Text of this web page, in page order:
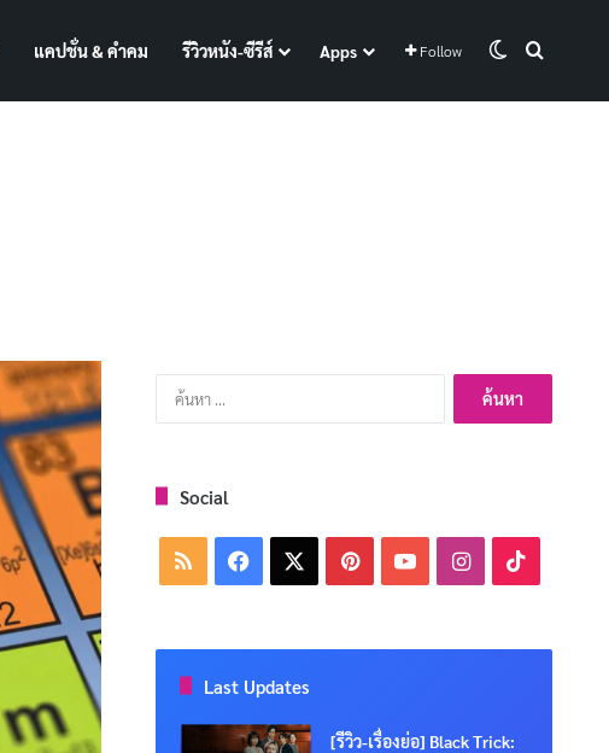
แคปชั่น & คำคม รีวิวหนัง-ซีรีส์ Apps Follow Switch skin
ค้นหา
สำหรับ:
Social
RSS Facebook PinterestYouTubeInstagram
Last Updates
[รีวิว-เรื่องย่อ] Black Trick: